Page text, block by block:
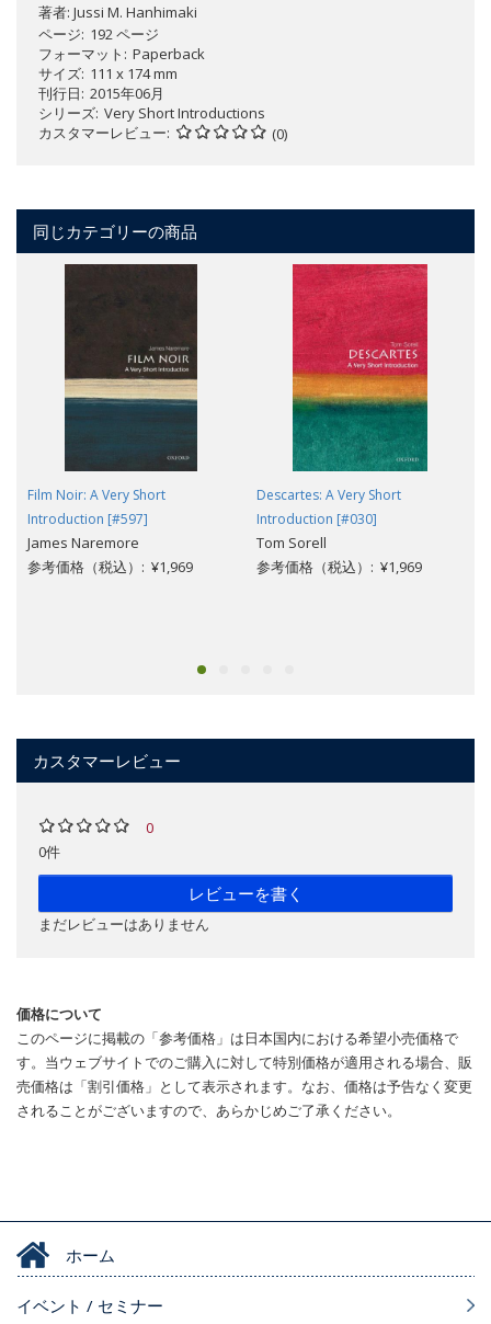
著者: Jussi M. Hanhimaki
ページ 192 ページ
フォーマット
Paperback
サイズ 111 x 174 mm
刊行日 2015年06月
シリーズ Very Short Introductions
カスタマーレビュー
(0)
同じカテゴリーの商品
Film Noir: A Very Short
Introduction [#597]
James Naremore
参考価格（税込）: ¥1,969
Descartes: A Very Short
Introduction [#030]
Tom Sorell
参考価格（税込）: ¥1,969
カスタマーレビュー
0
0件
レビューを書く
まだレビューはありません
価格について
このページに掲載の「参考価格」は日本国内における希望小売価格で
す。当ウェブサイトでのご購入に対して特別価格が適用される場合、販
売価格は「割引価格」として表示されます。なお、価格は予告なく変更
されることがございますので、あらかじめご了承ください。
ホーム
イベント / セミナー